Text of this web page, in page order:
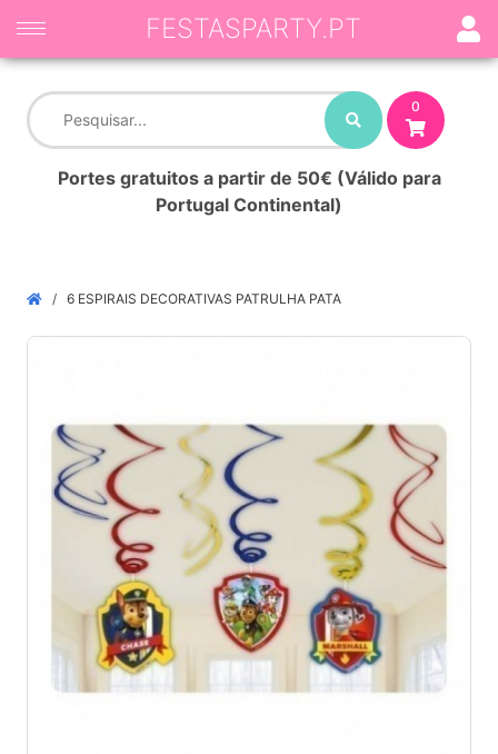
0
Portes gratuitos a partir de 50€ (Válido para
Portugal Continental)
FESTASPARTY.PT
6 ESPIRAIS DECORATIVAS PATRULHA PATA